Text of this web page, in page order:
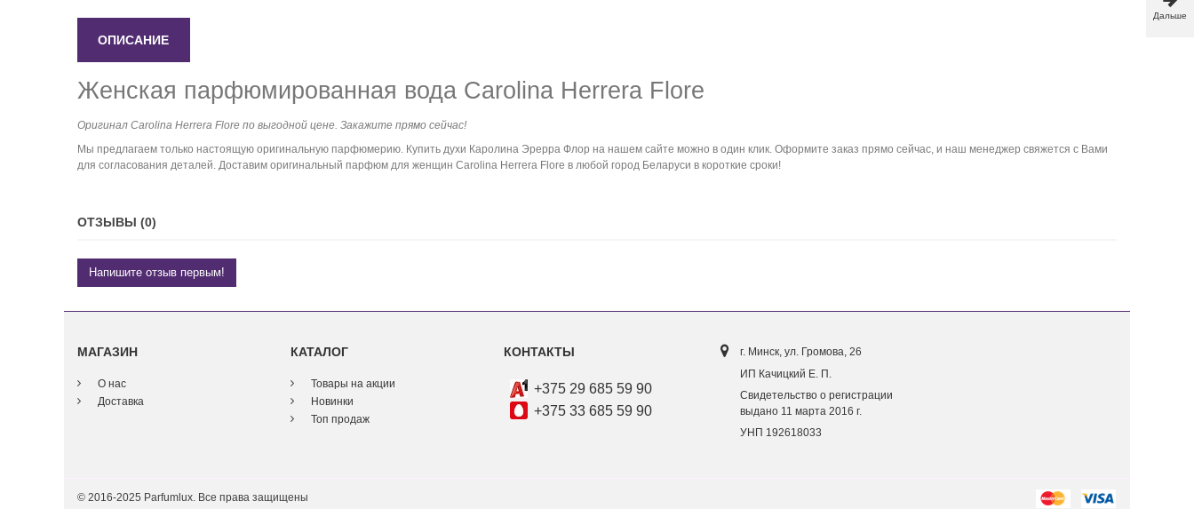
ОПИСАНИЕ
Женская парфюмированная вода Carolina Herrera Flore
Оригинал Carolina Herrera Flore по выгодной цене. Закажите прямо сейчас!
Мы предлагаем только настоящую оригинальную парфюмерию. Купить духи Каролина Эрерра Флор на нашем сайте можно в один клик. Оформите заказ прямо сейчас, и наш менеджер свяжется с Вами
для согласования деталей. Доставим оригинальный парфюм для женщин Carolina Herrera Flore в любой город Беларуси в короткие сроки!
ОТЗЫВЫ (0)
Напишите отзыв первым!
МАГАЗИН
О нас
Доставка
КАТАЛОГ
Товары на акции
Новинки
Топ продаж
КОНТАКТЫ
+375 29 685 59 90
+375 33 685 59 90
г. Минск, ул. Громова, 26
ИП Качицкий Е. П.
Свидетельство о регистрации
выдано 11 марта 2016 г.
УНП 192618033
© 2016-2025 Parfumlux. Все права защищены
Дальше